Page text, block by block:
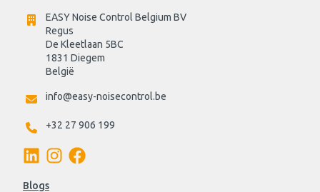
EASY Noise Control Belgium BV
Regus
De Kleetlaan 5BC
1831 Diegem
België
info@easy-noisecontrol.be
+32 27 906 199
Blogs